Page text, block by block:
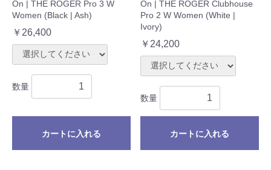
On | THE ROGER Pro 3 W
Women (Black | Ash)
￥26,400
数量
カートに入れる
On | THE ROGER Clubhouse
Pro 2 W Women (White |
Ivory)
￥24,200
数量
カートに入れる